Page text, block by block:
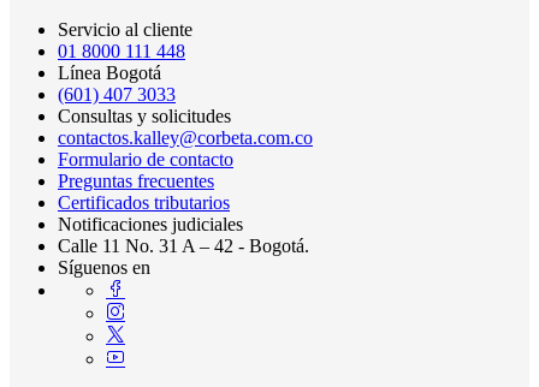
Servicio al cliente
01 8000 111 448
Línea Bogotá
(601) 407 3033
Consultas y solicitudes
contactos.kalley@corbeta.com.co
Formulario de contacto
Preguntas frecuentes
Certificados tributarios
Notificaciones judiciales
Calle 11 No. 31 A – 42 - Bogotá.
Síguenos en